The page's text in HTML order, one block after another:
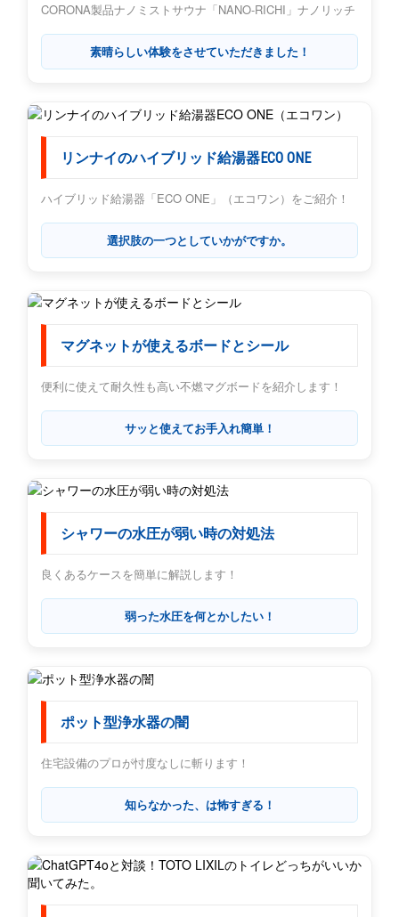
CORONA製品ナノミストサウナ「NANO-RICHI」ナノリッチ
素晴らしい体験をさせていただきました！
リンナイのハイブリッド給湯器ECO ONE
ハイブリッド給湯器「ECO ONE」（エコワン）をご紹介！
選択肢の一つとしていかがですか。
マグネットが使えるボードとシール
便利に使えて耐久性も高い不燃マグボードを紹介します！
サッと使えてお手入れ簡単！
シャワーの水圧が弱い時の対処法
良くあるケースを簡単に解説します！
弱った水圧を何とかしたい！
ポット型浄水器の闇
住宅設備のプロが忖度なしに斬ります！
知らなかった、は怖すぎる！